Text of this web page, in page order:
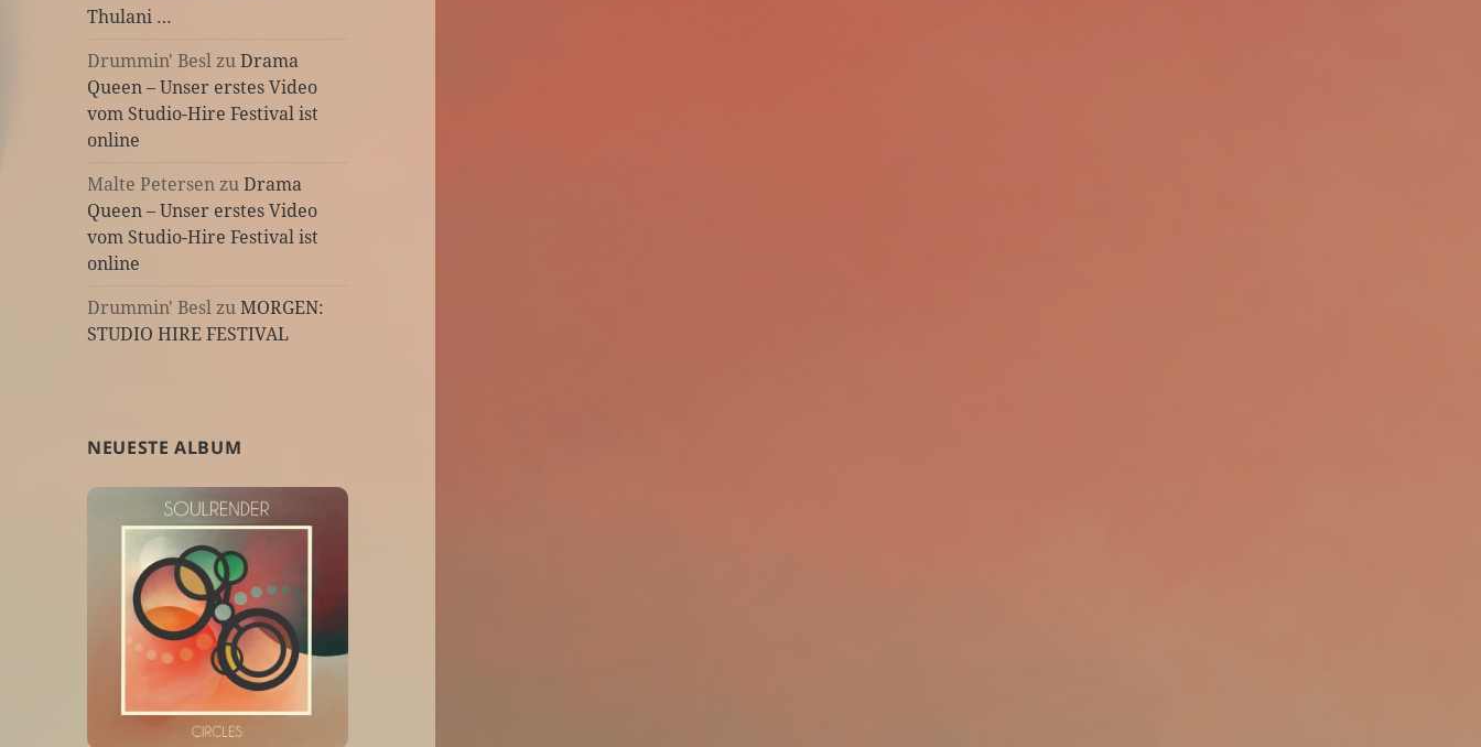
Thulani …
Drummin' BeslzuDrama
Queen – Unser erstes Video
vom Studio-Hire Festival ist
online
Malte PetersenzuDrama
Queen – Unser erstes Video
vom Studio-Hire Festival ist
online
Drummin' BeslzuMORGEN:
STUDIO HIRE FESTIVAL
NEUESTE ALBUM